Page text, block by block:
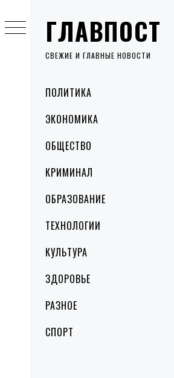
ГЛАВПОСТ
СВЕЖИЕ И ГЛАВНЫЕ НОВОСТИ
MenuПОЛИТИКА
ЭКОНОМИКА
ОБЩЕСТВО
КРИМИНАЛ
ОБРАЗОВАНИЕ
ТЕХНОЛОГИИ
КУЛЬТУРА
ЗДОРОВЬЕ
РАЗНОЕ
СПОРТ
to
content